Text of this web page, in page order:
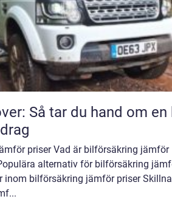
Så tar du hand om en
priser Vad är bilförsäkring jämför
alternativ för bilförsäkring
inom bilförsäkring jämför priser